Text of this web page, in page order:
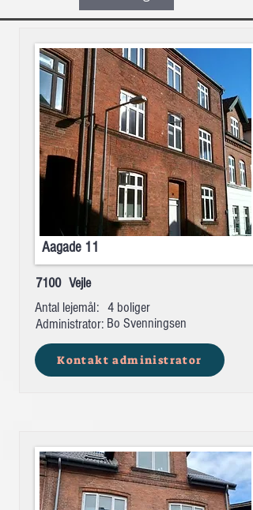
Aagade 11
7100 Vejle
Antal lejemål:
Administrator:
4 boliger
Bo Svenningsen
Kontakt administrator